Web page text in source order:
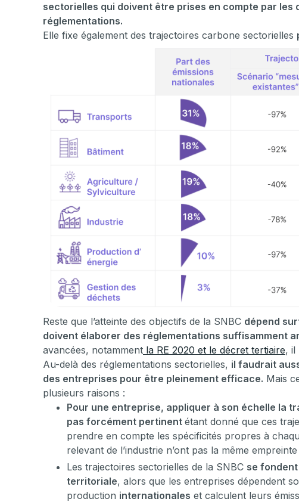
sectorielles qui doivent être prises en compte par les
réglementations.
Elle fixe également des trajectoires carbone sectorielles
Reste que l’atteinte des objectifs de la SNBC dépend
doivent élaborer des réglementations suffisamment
avancées, notamment la RE 2020 et le décret tertiaire, il
Au-delà des réglementations sectorielles, il faudrait
des entreprises pour être pleinement efficace. Mais
plusieurs raisons :
Pour une entreprise, appliquer à son échelle la
pas forcément pertinent étant donné que ces
prendre en compte les spécificités propres à
relevant de l’industrie n’ont pas la même
Les trajectoires sectorielles de la SNBC se
territoriale, alors que les entreprises dépendent
production internationales et calculent leurs